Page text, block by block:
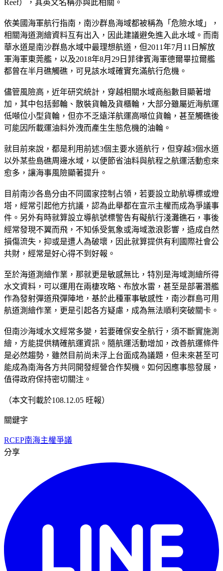
Reef），其英文名稱亦與此相關。
依美國海軍航行指南，南沙群島海域都被稱為「危險水域」，
相關海道測繪資料互有出入，因此建議避免進入此水域。而南
華水道是南沙群島水域中最理想航道，但2011年7月11日解放
軍海軍東莞艦，以及2018年8月29日菲律賓海軍德爾畢拉爾艦
都曾在半月礁觸礁，可見該水域確實充滿航行危機。
儘管風險高，近年研究統計，穿越相關水域商船數目顯著增
加，其中包括郵輪、散裝貨輪及貨櫃輪，大部分雖屬近海航運
低噸位小型貨輪，但亦不乏遠洋航運高噸位貨輪，甚至觸礁後
可能因所載運油料外洩而產生生態危機的油輪。
就目前來說，都是利用前述3個主要水道航行，但穿越3個水道
以外某些島礁周邊水域，以便節省油料與航程之航運活動愈來
愈多，讓海事風險顯著提升。
目前南沙各島分由不同國家控制占領，若要設立助航導標或燈
塔，經常引起他方抗議，認為此舉都在宣示主權而成為爭議事
件。另外有時就算設立導航號標警告有礙航行淺灘礁石，事後
經常發現不翼而飛，不知係受氣象或海域激浪影響，造成自然
損傷流失，抑或是遭人為破壞，因此就算提供有利國際社會公
共財，經常是好心得不到好報。
至於海道測繪作業，那就更是敏感無比，特別是海域測繪所得
水文資料，可以運用在兩棲攻略、布放水雷，甚至是部署潛艦
作為發射彈道飛彈陣地，基於此種軍事敏感性，南沙群島可用
航道測繪作業，更是引起各方疑慮，成為無法順利突破關卡。
但南沙海域水文經常多變，若要確保安全航行，須不斷實施測
繪，方能提供精確航運資訊。隨航運活動增加，改善航運條件
是必然趨勢，雖然目前尚未浮上台面成為議題，但未來甚至可
能成為南海各方共同開發經營合作契機。如何因應事態發展，
值得政府保持密切關注。
（本文刊載於108.12.05 旺報）
關鍵字
RCEP南海主權爭議
分享